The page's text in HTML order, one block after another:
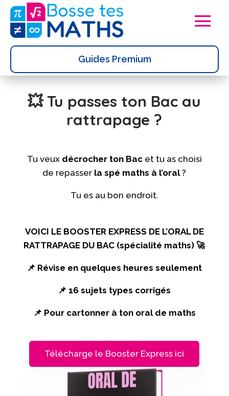
Guides Premium
💥 Tu passes ton Bac au
rattrapage ?
Tu veux décrocher ton Bacet tu as choisi
de repasser la spé maths à l’oral?
Tu es au bon endroit.
VOICI LE BOOSTER EXPRESS DE L’ORAL DE
RATTRAPAGE DU BAC (spécialité maths) 🚀
📌 Révise en quelques heures seulement
📌 16 sujets types corrigés
📌 Pour cartonner à ton oral de maths
Télécharge le Booster Express ici